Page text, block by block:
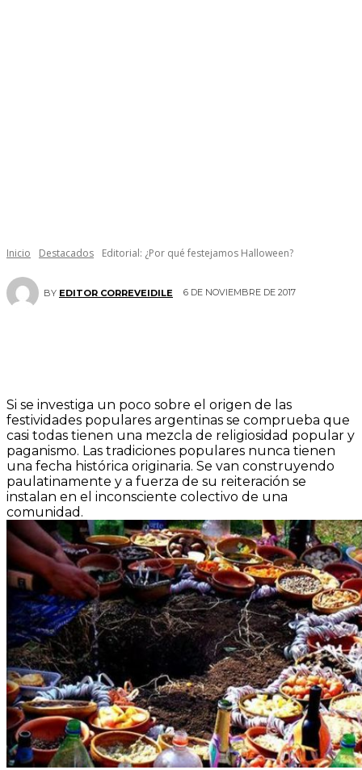
Inicio Destacados Editorial: ¿Por qué festejamos Halloween?
BY EDITOR CORREVEIDILE 6 DE NOVIEMBRE DE 2017
Si se investiga un poco sobre el origen de las
festividades populares argentinas se comprueba que
casi todas tienen una mezcla de religiosidad popular y
paganismo. Las tradiciones populares nunca tienen
una fecha histórica originaria. Se van construyendo
paulatinamente y a fuerza de su reiteración se
instalan en el inconsciente colectivo de una
comunidad.